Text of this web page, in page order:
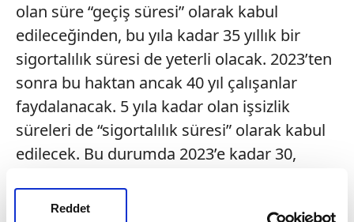
Reddet
olan süre “geçiş süresi” olarak kabul
edileceğinden, bu yıla kadar 35 yıllık bir
sigortalılık süresi de yeterli olacak. 2023’ten
sonra bu haktan ancak 40 yıl çalışanlar
faydalanacak. 5 yıla kadar olan işsizlik
süreleri de “sigortalılık süresi” olarak kabul
edilecek. Bu durumda 2023’e kadar 30,
olmak gerekecek.\n\n